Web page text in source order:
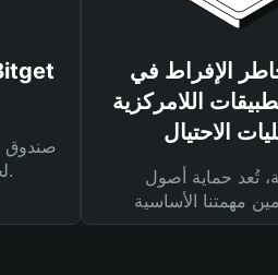
لحماية أصولك ومعاملاتك.
الإفراط في
اللامركزية
الاحتيال
تُعد حماية أصول